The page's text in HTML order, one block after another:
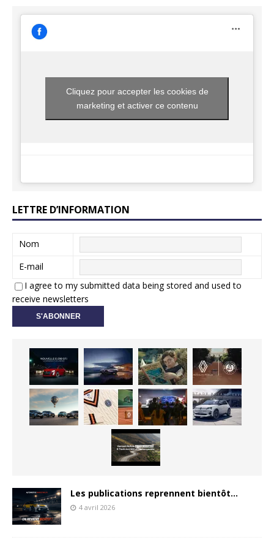
Cliquez pour accepter les cookies de
marketing et activer ce contenu
LETTRE D’INFORMATION
Nom
E-mail
I agree to my submitted data being stored and used to
receive newsletters
Les publications reprennent bientôt…
4 avril 2026